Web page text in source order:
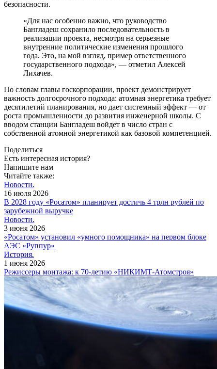
безопасности.
«Для нас особенно важно, что руководство
Бангладеш сохранило последовательность в
реализации проекта, несмотря на серьезные
внутренние политические изменения прошлого
года. Это, на мой взгляд, пример ответственного
государственного подхода», — отметил Алексей
Лихачев.
По словам главы госкорпорации, проект демонстрирует
важность долгосрочного подхода: атомная энергетика требует
десятилетий планирования, но дает системный эффект — от
роста промышленности до развития инженерной школы. С
вводом станции Бангладеш войдет в число стран с
собственной атомной энергетикой как базовой компетенцией.
Поделиться
Есть интересная история?
Напишите нам
Читайте также:
Новости.
16 июля 2026
В 2028 году «Росатом» планирует достичь 4 трлн рублей по
зарубежной выручке
Новости.
3 июня 2026
«Росатом» установил «умного помощника» на первом блоке
АЭС «Руппур»
История.
1 июня 2026
Режиссеры монтажа: к 70-летию «НИКИМТ-Атомстроя»